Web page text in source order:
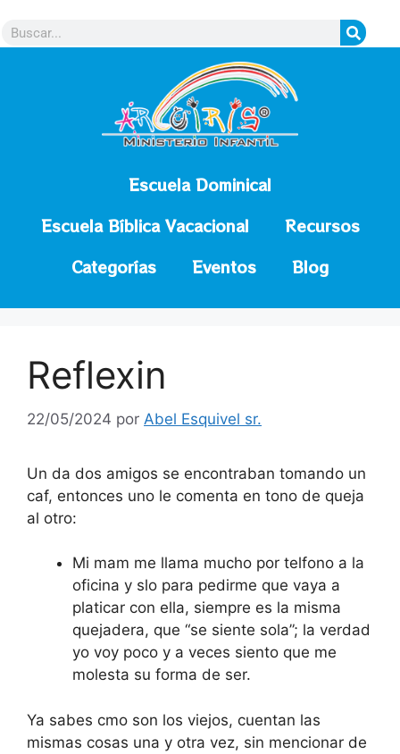
Escuela Dominical
Escuela Bíblica Vacacional
Recursos
Categorías
Eventos Blog
Reflexin
22/05/2024 por Abel Esquivel sr.
Un da dos amigos se encontraban tomando un
caf, entonces uno le comenta en tono de queja
al otro:
Mi mam me llama mucho por telfono a la
oficina y slo para pedirme que vaya a
platicar con ella, siempre es la misma
quejadera, que “se siente sola”; la verdad
yo voy poco y a veces siento que me
molesta su forma de ser.
Ya sabes cmo son los viejos, cuentan las
mismas cosas una y otra vez, sin mencionar de